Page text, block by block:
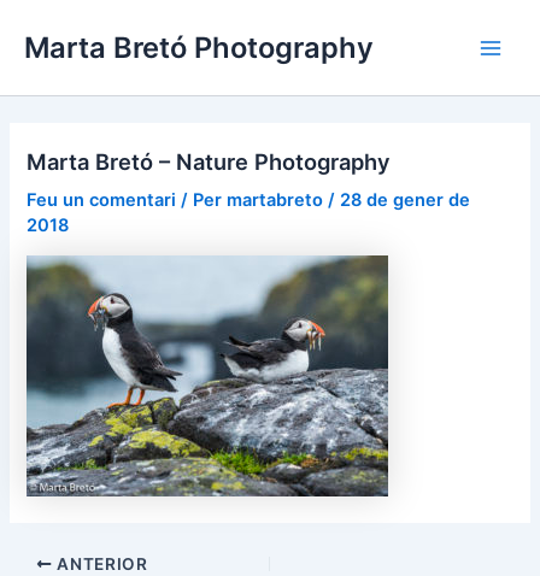
Marta Bretó Photography
Marta Bretó – Nature Photography
Feu un comentari / Per martabreto/ 28 de gener de
2018
d'entrades
ANTERIOR